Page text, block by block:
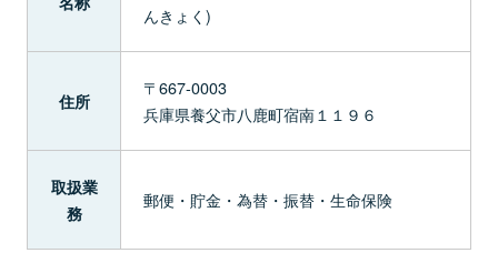
んきょく)
住所
〒667-0003
兵庫県養父市八鹿町宿南１１９６
取扱業
務
郵便・貯金・為替・振替・生命保険